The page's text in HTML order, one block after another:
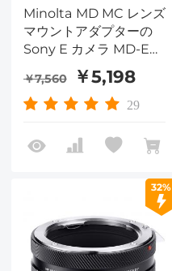
Minolta MD MC レンズ
マウントアダプターの
Sony E カメラ MD-E
￥7,560 ￥5,198
29
32%